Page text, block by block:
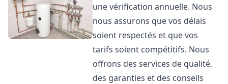
une vérification annuelle. Nous
nous assurons que vos délais
soient respectés et que vos
tarifs soient compétitifs. Nous
offrons des services de qualité,
des garanties et des conseils